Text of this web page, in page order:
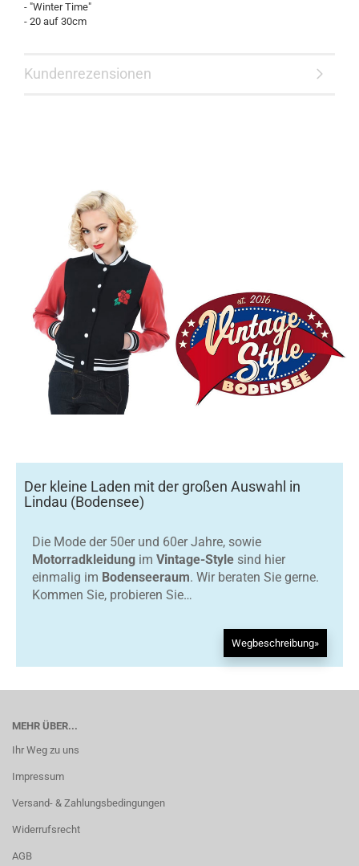
- "Winter Time"
- 20 auf 30cm
Kundenrezensionen
Der kleine Laden mit der großen Auswahl in
Lindau (Bodensee)
Die Mode der 50er und 60er Jahre, sowie
Motorradkleidung im Vintage-Style sind hier
einmalig im Bodenseeraum. Wir beraten Sie gerne.
Kommen Sie, probieren Sie…
Wegbeschreibung»
MEHR ÜBER...
Ihr Weg zu uns
Impressum
Versand- & Zahlungsbedingungen
Widerrufsrecht
AGB